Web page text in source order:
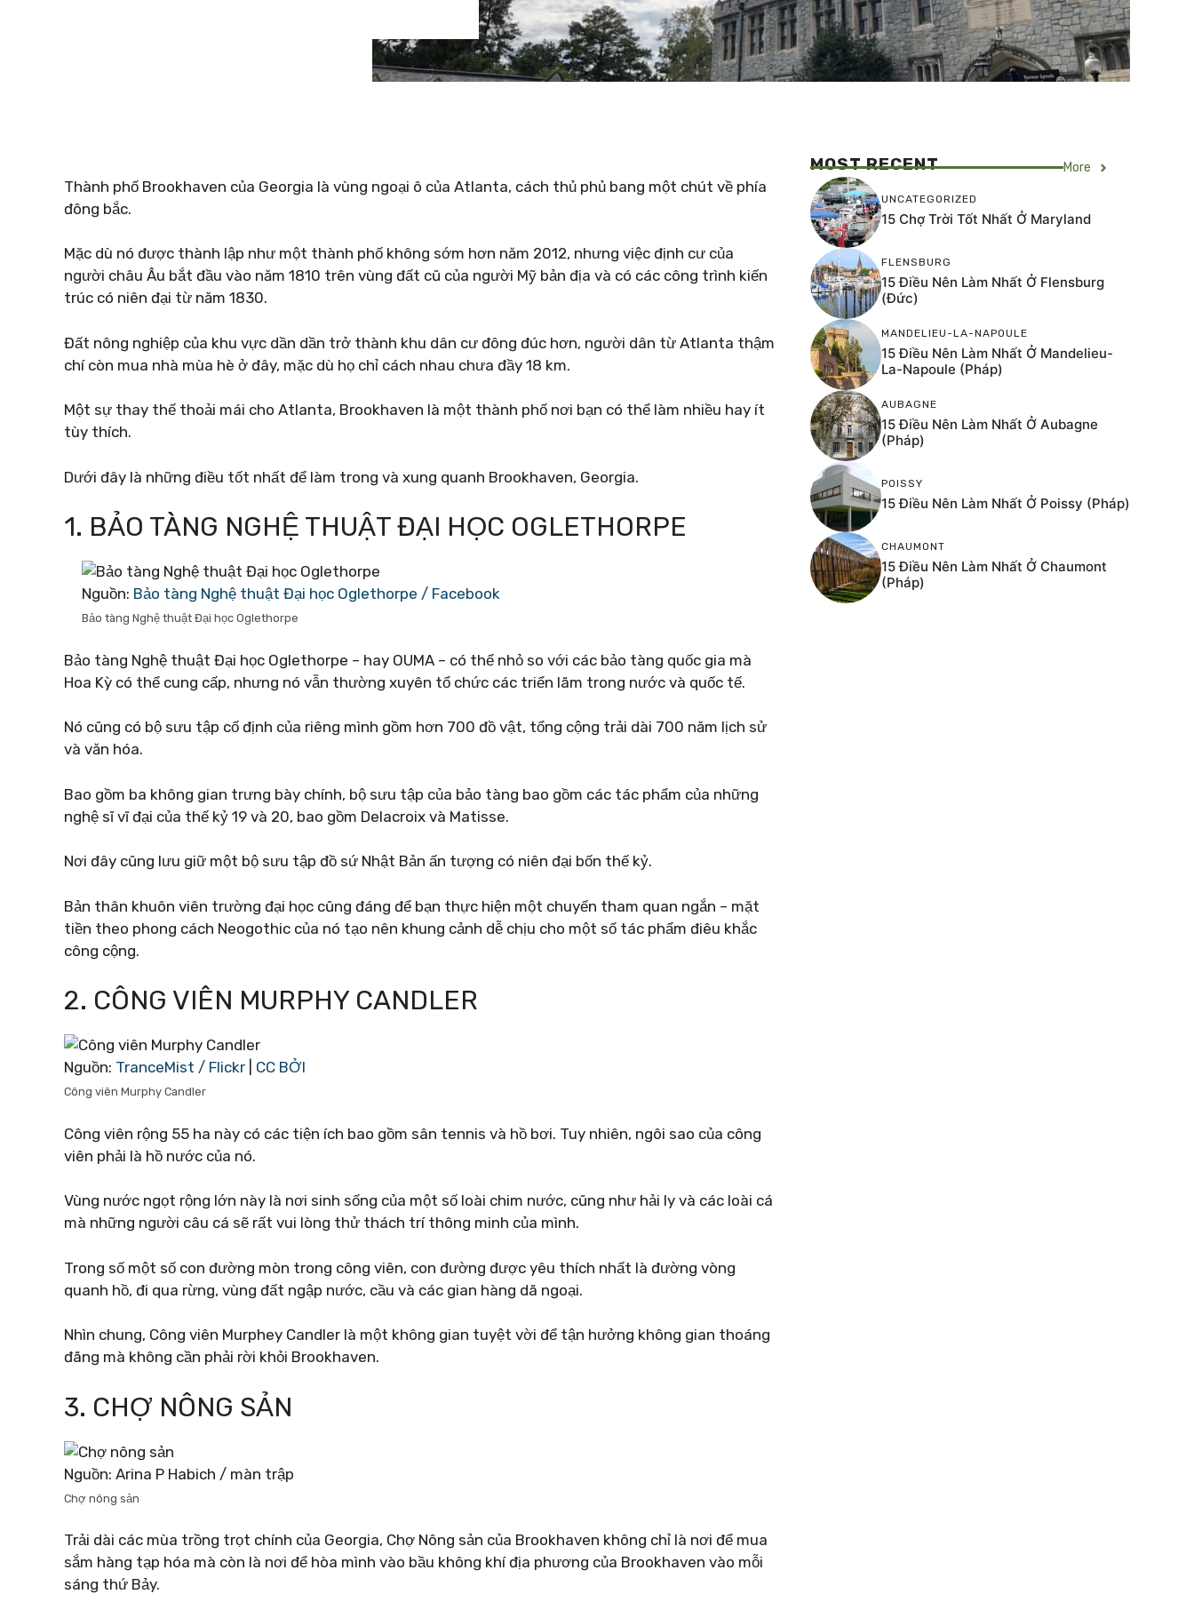
Thành phố Brookhaven của Georgia là vùng ngoại ô của Atlanta, cách thủ phủ bang một chút về phía
đông bắc.
Mặc dù nó được thành lập như một thành phố không sớm hơn năm 2012, nhưng việc định cư của
người châu Âu bắt đầu vào năm 1810 trên vùng đất cũ của người Mỹ bản địa và có các công trình kiến ​​
trúc có niên đại từ năm 1830.
Đất nông nghiệp của khu vực dần dần trở thành khu dân cư đông đúc hơn, người dân từ Atlanta thậm
chí còn mua nhà mùa hè ở đây, mặc dù họ chỉ cách nhau chưa đầy 18 km.
Một sự thay thế thoải mái cho Atlanta, Brookhaven là một thành phố nơi bạn có thể làm nhiều hay ít
tùy thích.
Dưới đây là những điều tốt nhất để làm trong và xung quanh Brookhaven, Georgia.
1. BẢO TÀNG NGHỆ THUẬT ĐẠI HỌC OGLETHORPE
Nguồn: Bảo tàng Nghệ thuật Đại học Oglethorpe / Facebook
Bảo tàng Nghệ thuật Đại học Oglethorpe
Bảo tàng Nghệ thuật Đại học Oglethorpe – hay OUMA – có thể nhỏ so với các bảo tàng quốc gia mà
Hoa Kỳ có thể cung cấp, nhưng nó vẫn thường xuyên tổ chức các triển lãm trong nước và quốc tế.
Nó cũng có bộ sưu tập cố định của riêng mình gồm hơn 700 đồ vật, tổng cộng trải dài 700 năm lịch sử
và văn hóa.
Bao gồm ba không gian trưng bày chính, bộ sưu tập của bảo tàng bao gồm các tác phẩm của những
nghệ sĩ vĩ đại của thế kỷ 19 và 20, bao gồm Delacroix và Matisse.
Nơi đây cũng lưu giữ một bộ sưu tập đồ sứ Nhật Bản ấn tượng có niên đại bốn thế kỷ.
Bản thân khuôn viên trường đại học cũng đáng để bạn thực hiện một chuyến tham quan ngắn – mặt
tiền theo phong cách Neogothic của nó tạo nên khung cảnh dễ chịu cho một số tác phẩm điêu khắc
công cộng.
2. CÔNG VIÊN MURPHY CANDLER
Nguồn: TranceMist / Flickr CC BỞI
Công viên Murphy Candler
Công viên rộng 55 ha này có các tiện ích bao gồm sân tennis và hồ bơi. Tuy nhiên, ngôi sao của công
viên phải là hồ nước của nó.
Vùng nước ngọt rộng lớn này là nơi sinh sống của một số loài chim nước, cũng như hải ly và các loài cá
mà những người câu cá sẽ rất vui lòng thử thách trí thông minh của mình.
Trong số một số con đường mòn trong công viên, con đường được yêu thích nhất là đường vòng
quanh hồ, đi qua rừng, vùng đất ngập nước, cầu và các gian hàng dã ngoại.
Nhìn chung, Công viên Murphey Candler là một không gian tuyệt vời để tận hưởng không gian thoáng
đãng mà không cần phải rời khỏi Brookhaven.
3. CHỢ NÔNG SẢN
Nguồn: Arina P Habich / màn trập
Chợ nông sản
Trải dài các mùa trồng trọt chính của Georgia, Chợ Nông sản của Brookhaven không chỉ là nơi để mua
sắm hàng tạp hóa mà còn là nơi để hòa mình vào bầu không khí địa phương của Brookhaven vào mỗi
sáng thứ Bảy.
MOST RECENT More
UNCATEGORIZED
15 Chợ Trời Tốt Nhất Ở Maryland
FLENSBURG
15 Điều Nên Làm Nhất Ở Flensburg
(Đức)
MANDELIEU-LA-NAPOULE
15 Điều Nên Làm Nhất Ở Mandelieu-
La-Napoule (Pháp)
AUBAGNE
15 Điều Nên Làm Nhất Ở Aubagne
(Pháp)
POISSY
15 Điều Nên Làm Nhất Ở Poissy (Pháp)
CHAUMONT
15 Điều Nên Làm Nhất Ở Chaumont
(Pháp)